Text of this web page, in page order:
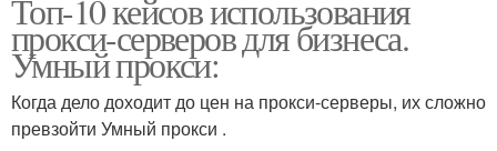
Топ-10 кейсов использования
прокси-серверов для бизнеса.
Умный прокси:
Когда дело доходит до цен на прокси-серверы, их сложно
превзойти Умный прокси .